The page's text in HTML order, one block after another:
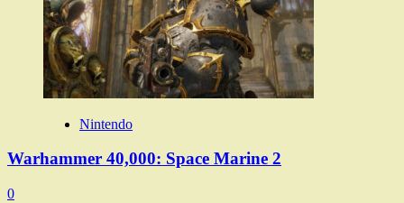
Nintendo
Warhammer 40,000: Space Marine 2
0